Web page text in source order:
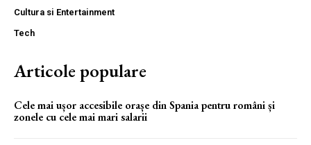
Cultura si Entertainment
Tech
Articole populare
Cele mai ușor accesibile orașe din Spania pentru români și
zonele cu cele mai mari salarii